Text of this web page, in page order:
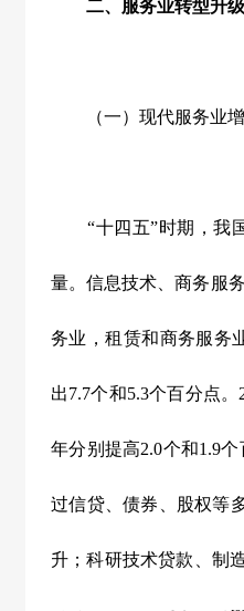
二、服务业转型升级
（一）现代服务业增
“十四五”时期，我国
量。信息技术、商务服
务业，租赁和商务服务
出7.7个和5.3个百分点。
年分别提高2.0个和1.9个
过信贷、债券、股权等
升；科研技术贷款、制